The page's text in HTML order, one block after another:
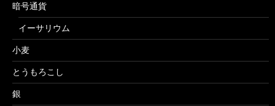
暗号通貨
イーサリウム
小麦
とうもろこし
銀